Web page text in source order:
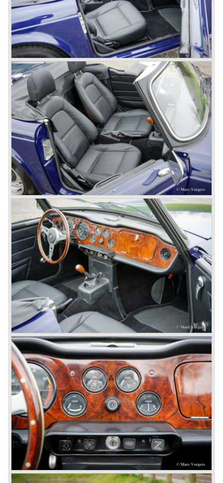
vormgeving waardoor Triumph genoopt was met een TR
opvolger te komen. Het "Stag" project kostte echter zoveel
geld dat Triumph slechts beperkte middelen voor handen
had om de TR opvolger te ontwikkelen. Gelukkig vond
men in de Duitse firma Karmann de juiste partner die de
klus kon klaren. Karmann had ontwerpfaciliteiten en de
mogelijkheden de productievoorbereiding uit te voeren
waardoor Triumph veel werk uit handen werd genomen.
Karmann besloot het goede van de TR sportwagen serie
te behouden en slechts de voor- en achterkant van het
Michelotti ontwerp opnieuw vorm te geven zonder de
onderhuidse structuur te wijzigen.
In 1968 verscheen de TR opvolger in de vorm van de
Triumph TR 6. De TR had een nog sterkere, krachtigere,
uitstraling gekregen en de, voornamelijk Amerikaanse, TR
klandizie was razend enthousiast. De TR 6 beschikte over
een handigere kofferbak, beter zichtbare verlichting en
natuurlijk de zes cilinder motor van de TR5/ 250. De TR 6
werd beter verkocht dan alle voorgaande TR modellen!
De laatste Europese TR 6 werd in januari 1975 afgeleverd
en de laatste Amerikaanse TR 6 in 1976! De laatste echte
klassieke Britse roadster was ten prooi gevallen aan de
Amerikaanse veiligheidslobby (open auto's zouden
onveilig zijn) en aan het succes van de Datsun 240 Z die
de klandizie een nieuw sportwagenconcept bood.
Triumph reageerde te laat met de introductie van de TR 7
die echter door gebruik van een viercilinder motor geen
alternatief was voor de Datsun 240 Z. De Datsun 240Z
bood net zo veel vermogen als de Europese Triumph TR 5
en TR 6 met injectie, 150 SAE pk. iets wat de Amerikanen
tot dan toe nog niet hadden mogen meemaken!
De introductie van de TR 8, de waardige open TR
opvolger, uitgerust met een krachtige V8 motor, had het tij
moeten keren. Helaas kwam de TR 8 te laat en was de
financiële positie van Triumph dusdanig slecht dat het
trotse merk de fabriekspoorten moest sluiten
Op dit ogenblik is Triumph één van de vele slapende
Britse merknamen. Volgens onze bronnen is de naam in
eigendom van de huidige Rover-group. Doordat de Rover-
group veel energie steekt in het merk MG, en daarmee
succesvol is, achten wij de kans uitgesloten dat men
hetzelfde zal doen met Triumph.
Triumph is dus een merk met een prachtige, afgesloten,
geschiedenis waarvan enkel de bewaard gebleven
sportwagens en herinneringen kunnen worden
gekoesterd.
Dankzij de grote schare Triumph liefhebbers en rijders
wereldwijd zijn sinds de jaren tachtig van de vorige eeuw
verschillende bedrijven ontstaan die Triumph onderdelen
zijn gaan fabriceren. Meer dan 95% van de onderdelen
voor elk Triumph TR type is heden ten dage weer nieuw te
koop.
© Marc Vorgers